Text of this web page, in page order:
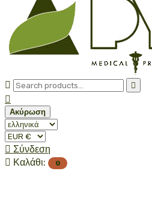
 

Ακύρωση
 Σύνδεση
 Καλάθι: 0